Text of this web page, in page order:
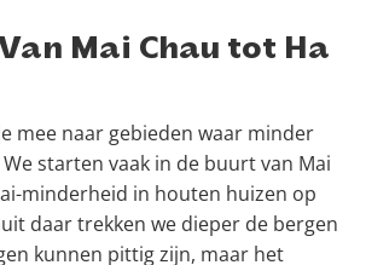
Mai Chau tot Ha
mee naar gebieden waar minder
starten vaak in de buurt van Mai
minderheid in houten huizen op
daar trekken we dieper de bergen
kunnen pittig zijn, maar het